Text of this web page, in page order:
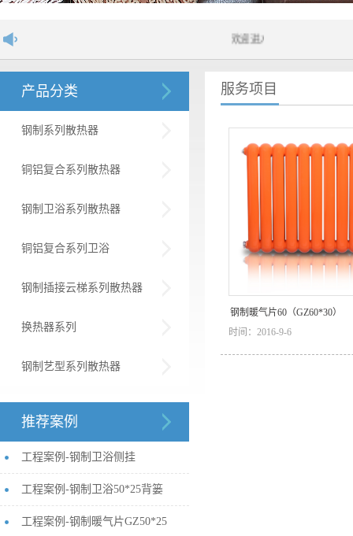
欢迎进入舒居散热器网站！....
产品分类
钢制系列散热器
铜铝复合系列散热器
钢制卫浴系列散热器
铜铝复合系列卫浴
钢制插接云梯系列散热器
换热器系列
钢制艺型系列散热器
推荐案例
工程案例-钢制卫浴侧挂
工程案例-钢制卫浴50*25背篓
工程案例-钢制暖气片GZ50*25
服务项目
钢制暖气片60（GZ60*30）
时间：2016-9-6